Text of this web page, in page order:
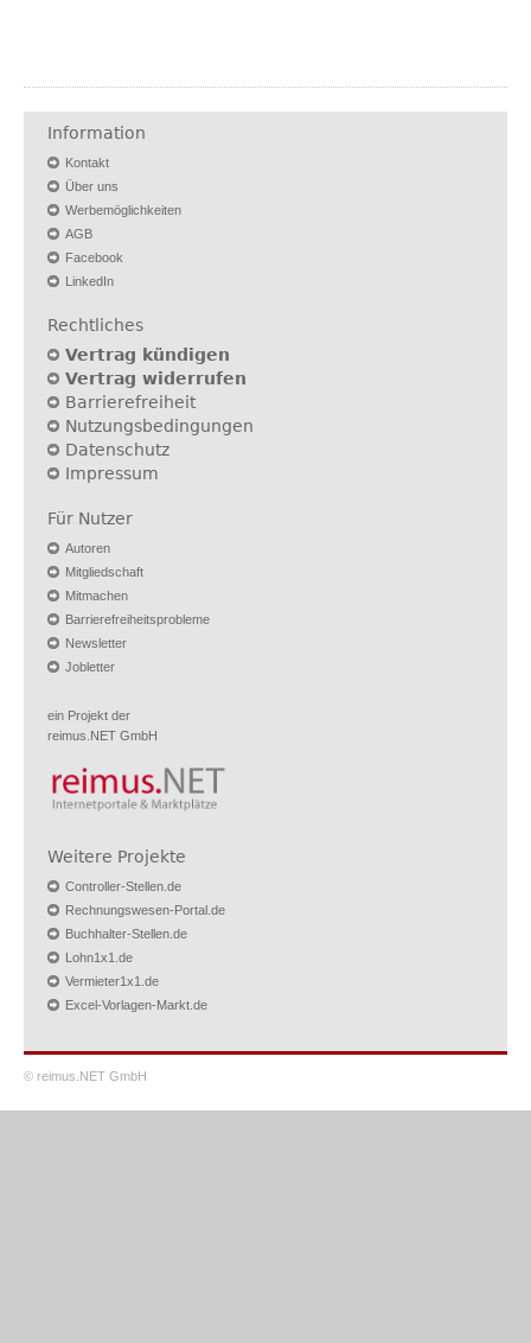
Information
Kontakt
Über uns
Werbemöglichkeiten
AGB
Facebook
LinkedIn
Rechtliches
Vertrag kündigen
Vertrag widerrufen
Barrierefreiheit
Nutzungsbedingungen
Datenschutz
Impressum
Für Nutzer
Autoren
Mitgliedschaft
Mitmachen
Barrierefreiheitsprobleme
Newsletter
Jobletter
ein Projekt der
reimus.NET GmbH
Weitere Projekte
Controller-Stellen.de
Rechnungswesen-Portal.de
Buchhalter-Stellen.de
Lohn1x1.de
Vermieter1x1.de
Excel-Vorlagen-Markt.de
© reimus.NET GmbH